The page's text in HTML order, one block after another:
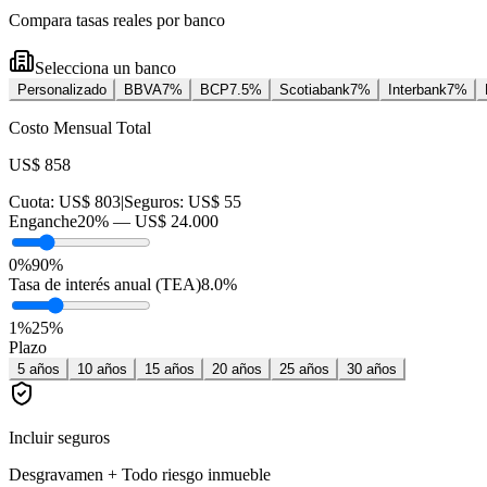
Compara tasas reales por banco
Selecciona un banco
Personalizado BBVA7% BCP7.5% Scotiabank7% Interbank7%
Costo Mensual Total
US$ 858
Cuota: US$ 803|Seguros: US$ 55
Enganche20% — US$ 24.000
0%90%
Tasa de interés anual (TEA)8.0%
1%25%
Plazo
5 años 10 años 15 años 20 años 25 años 30 años
Incluir seguros
Desgravamen + Todo riesgo inmueble